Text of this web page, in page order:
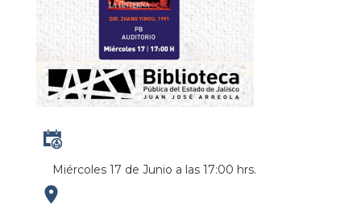
Miércoles 17 de Junio a las 17:00 hrs.